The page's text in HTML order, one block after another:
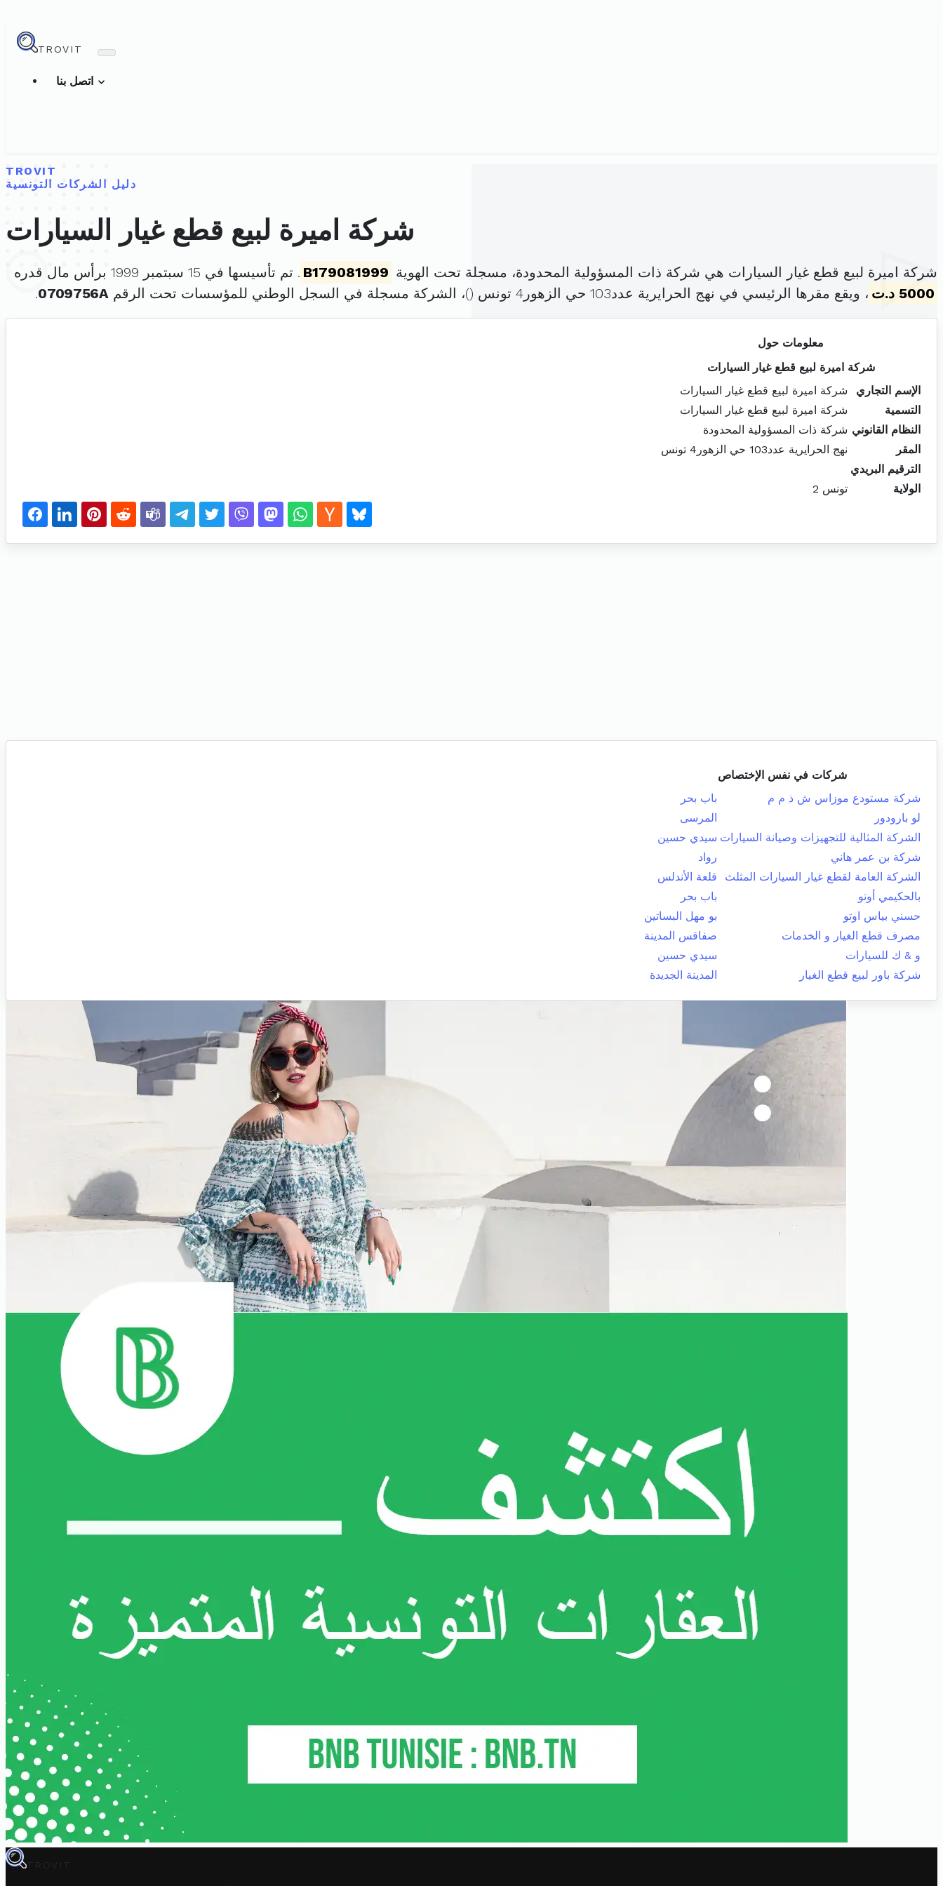
TROVIT
TROVIT
دليل الشركات التونسية
شركة اميرة لبيع قطع غيار السيارات
شركة اميرة لبيع قطع غيار السيارات هي شركة ذات المسؤولية المحدودة، مسجلة تحت الهوية B179081999 . تم تأسيسها في 15 سبتمبر 1999 برأس مال قدره
5000 د.ت
، ويقع مقرها الرئيسي في نهج الحرايرية عدد103 حي الزهور4 تونس ( )، الشركة مسجلة في السجل الوطني للمؤسسات تحت الرقم 0709756A
.
معلومات حول
شركة اميرة لبيع قطع غيار السيارات
الإسم التجاري
شركة اميرة لبيع قطع غيار السيارات
التسمية
شركة اميرة لبيع قطع غيار السيارات
النظام القانوني شركة ذات المسؤولية المحدودة
المقر
نهج الحرايرية عدد103 حي الزهور4 تونس
الترقيم البريدي
الولاية
تونس 2
شركات في نفس الإختصاص
شركة مستودع موزاس ش ذ م م
باب بحر
لو بارودور
المرسى
الشركة المثالية للتجهيزات وصيانة السيارات سيدي حسين
شركة بن عمر هاني
رواد
الشركة العامة لقطع غيار السيارات المثلث
قلعة الأندلس
بالحكيمي أوتو
باب بحر
حسني بياس اوتو
بو مهل البساتين
مصرف قطع الغيار و الخدمات
صفاقس المدينة
و & ك للسيارات
سيدي حسين
شركة باور لبيع قطع الغيار
المدينة الجديدة
TROVIT